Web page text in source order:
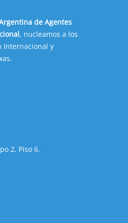
de Agentes
, nucleamos a los
Internacional y
2, Piso 6.